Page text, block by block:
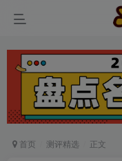
首页 测评精选 正文